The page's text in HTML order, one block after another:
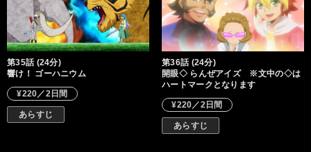
第35話 (24分)
響け！ ゴーハニウム
¥220／2日間
あらすじ
第36話 (24分)
開眼◇ らんぜアイズ ※文中の◇は
ハートマークとなります
¥220／2日間
あらすじ